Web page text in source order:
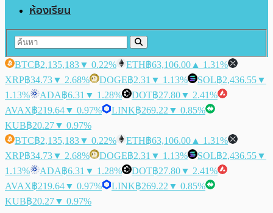
ห้องเรียน
BTC฿2,135,183▼ 0.22% ETH฿63,106.00 ▲ 1.31%
XRP฿34.73▼ 2.68% DOGE฿2.31 ▼ 1.13% SOL฿2,436.55▼
1.13%
ADA฿6.31 ▼ 1.28% DOT฿27.80▼ 2.41%
AVAX฿219.64▼ 0.97% LINK฿269.22 ▼ 0.85%
KUB฿20.27▼ 0.97%
BTC฿2,135,183▼ 0.22% ETH฿63,106.00 ▲ 1.31%
XRP฿34.73▼ 2.68% DOGE฿2.31 ▼ 1.13% SOL฿2,436.55▼
1.13%
ADA฿6.31 ▼ 1.28% DOT฿27.80▼ 2.41%
AVAX฿219.64▼ 0.97% LINK฿269.22 ▼ 0.85%
KUB฿20.27▼ 0.97%